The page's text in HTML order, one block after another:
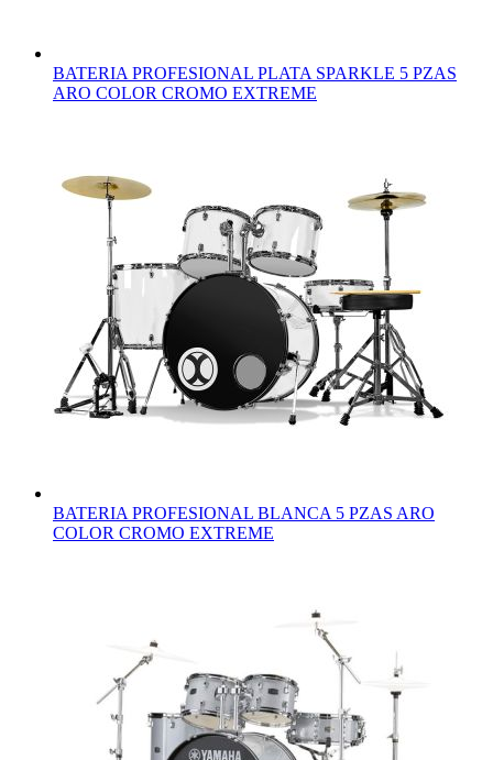
BATERIA PROFESIONAL PLATA SPARKLE 5 PZAS
ARO COLOR CROMO EXTREME
BATERIA PROFESIONAL BLANCA 5 PZAS ARO
COLOR CROMO EXTREME